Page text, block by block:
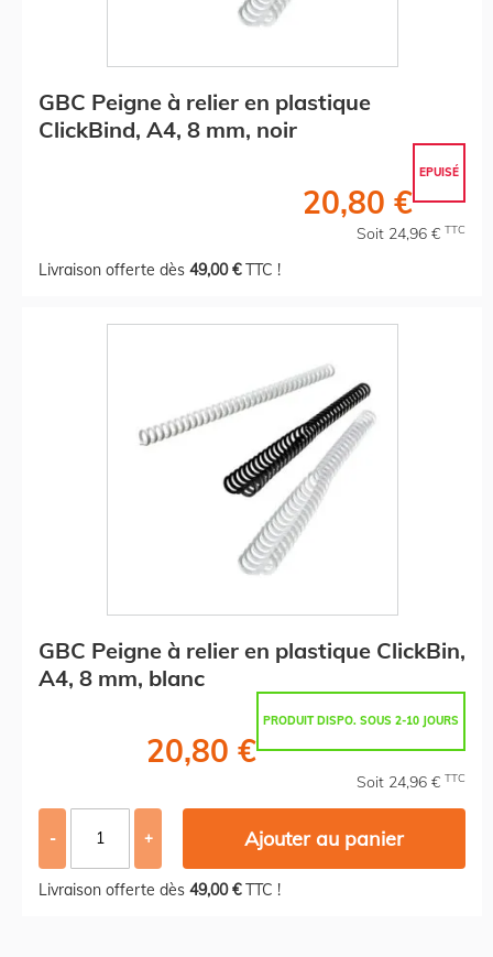
GBC Peigne à relier en plastique
ClickBind, A4, 8 mm, noir
EPUISÉ
20,80 €
Soit 24,96 € TTC
Livraison offerte dès 49,00 €TTC !
GBC Peigne à relier en plastique ClickBin,
A4, 8 mm, blanc
PRODUIT DISPO. SOUS 2-10 JOURS
20,80 €
Soit 24,96 € TTC
- + Ajouter au panier
Livraison offerte dès 49,00 €TTC !